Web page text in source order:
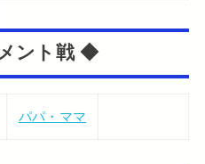
ント戦 ◆
パパ・ママ